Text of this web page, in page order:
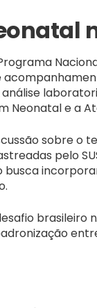
Neonatal e a
sobre
pelo
brasileiro